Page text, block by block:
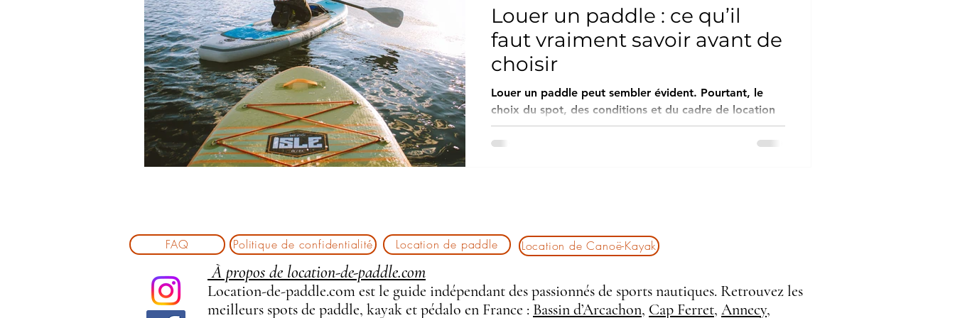
Louer un paddle : ce qu’il
faut vraiment savoir avant de
choisir
Louer un paddle peut sembler évident. Pourtant, le
choix du spot, des conditions et du cadre de location
influence directement la qualité de la sortie. Avant de
contacter une base locale, il est utile de comprendre
approxim
FAQ Politique de confidentialité Location de paddle Location de Canoë-Kayak
À propos de location-de-paddle.com
Location-de-paddle.com est le guide indépendant des passionnés de sports nautiques. Retrouvez les
meilleurs spots de paddle, kayak et pédalo en France : Bassin d’Arcachon, Cap Ferret, Annecy,